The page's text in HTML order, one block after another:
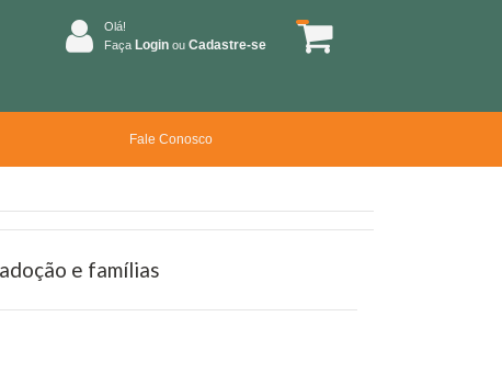
Olá!
Faça Login ou Cadastre-se
Fale Conosco
e famílias